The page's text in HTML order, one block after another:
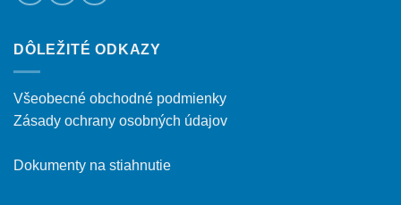
DÔLEŽITÉ ODKAZY
Všeobecné obchodné podmienky
Zásady ochrany osobných údajov
Dokumenty na stiahnutie